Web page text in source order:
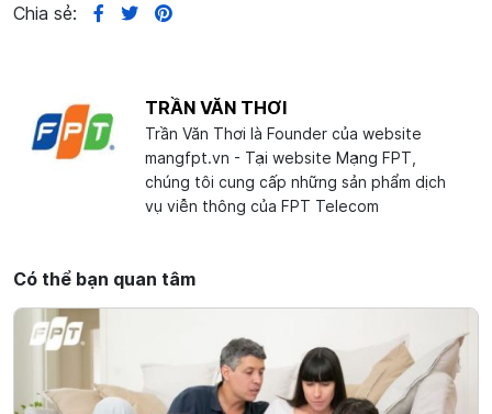
Chia sẻ:
TRẦN VĂN THƠI
Trần Văn Thơi là Founder của website
mangfpt.vn - Tại website Mạng FPT,
chúng tôi cung cấp những sản phẩm dịch
vụ viễn thông của FPT Telecom
Có thể bạn quan tâm